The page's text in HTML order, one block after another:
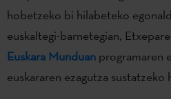
hobetzeko bi hilabeteko
euskaltegi-barnetegian,
Euskara Munduan programaren
euskararen ezagutza